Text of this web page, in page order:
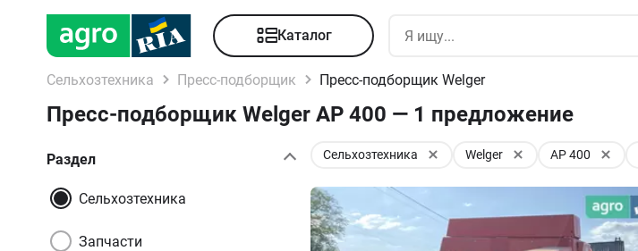
Каталог
Сельхозтехника Пресс-подборщик Пресс-подборщик Welger
Пресс-подборщик Welger AP 400 — 1 предложение
Раздел
Сельхозтехника
Запчасти
Сельхозтехника Welger AP 400